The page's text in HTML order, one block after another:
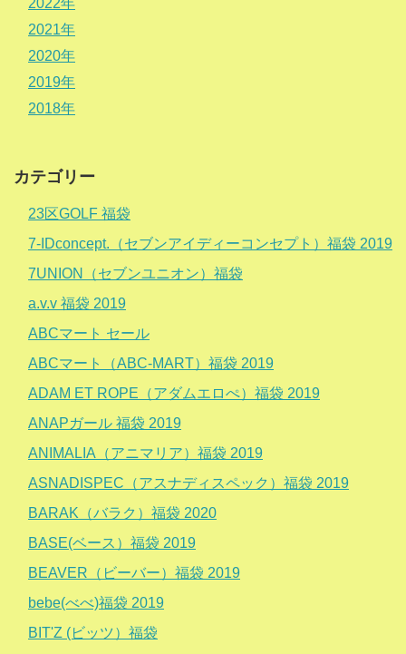
2022年
2021年
2020年
2019年
2018年
カテゴリー
23区GOLF 福袋
7-IDconcept.（セブンアイディーコンセプト）福袋 2019
7UNION（セブンユニオン）福袋
a.v.v 福袋 2019
ABCマート セール
ABCマート（ABC-MART）福袋 2019
ADAM ET ROPE（アダムエロぺ）福袋 2019
ANAPガール 福袋 2019
ANIMALIA（アニマリア）福袋 2019
ASNADISPEC（アスナディスペック）福袋 2019
BARAK（バラク）福袋 2020
BASE(ベース）福袋 2019
BEAVER（ビーバー）福袋 2019
bebe(べべ)福袋 2019
BIT'Z (ビッツ）福袋